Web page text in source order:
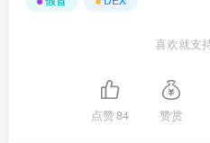
喜欢就支
点赞84 赞赏